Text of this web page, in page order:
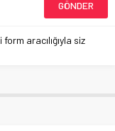
aracılığıyla siz